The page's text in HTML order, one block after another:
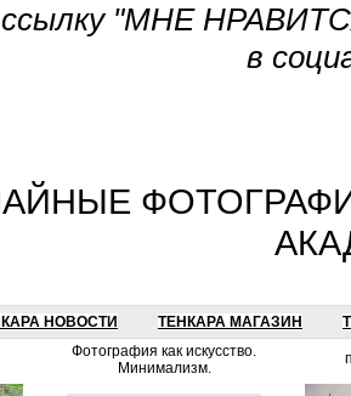
"МНЕ
в
НОВОСТИ ТЕНКАРА МАГАЗИН
Фотография как искусство.
Минимализм.